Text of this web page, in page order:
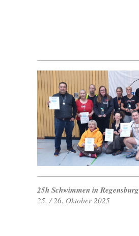
25h Schwimmen in Regensburg
25. / 26. Oktober 2025